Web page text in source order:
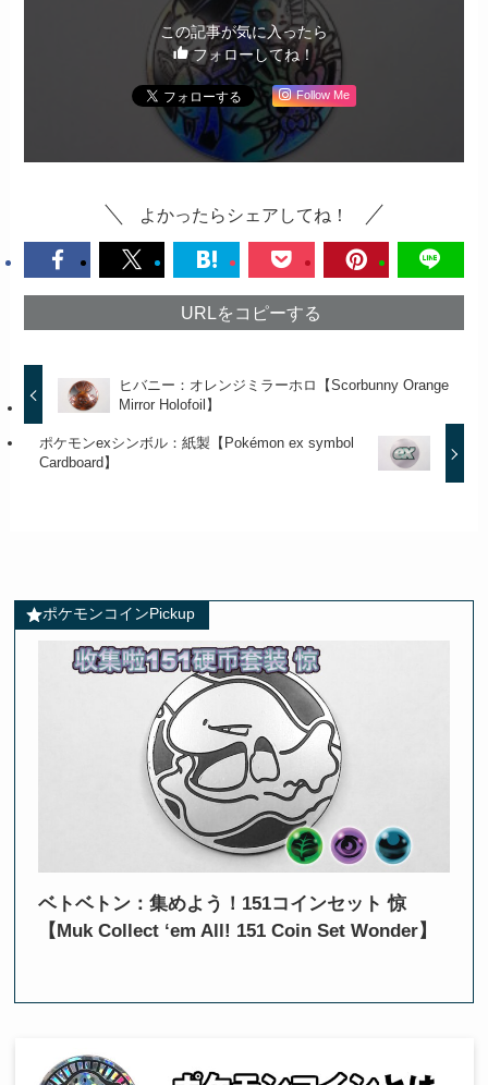
この記事が気に入ったら
フォローしてね！
Follow Me
よかったらシェアしてね！
URLをコピーする
ヒバニー：オレンジミラーホロ【Scorbunny Orange
Mirror Holofoil】
ポケモンexシンボル：紙製【Pokémon ex symbol
Cardboard】
ポケモンコインPickup
ベトベトン：集めよう！151コインセット 惊
【Muk Collect ‘em All! 151 Coin Set Wonder】